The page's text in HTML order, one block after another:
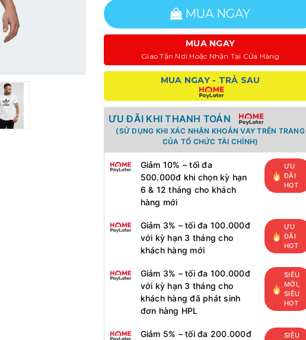
MUA NGAY
MUA NGAY
Giao Tận Nơi Hoặc Nhận Tại Cửa Hàng
MUA NGAY - TRẢ SAU
ƯU ĐÃI KHI THANH TOÁN
(SỬ DỤNG KHI XÁC NHẬN KHOẢN VAY TRÊN TRANG
CỦA TỔ CHỨC TÀI CHÍNH)
Giảm 10% – tối đa
500.000đ khi chọn kỳ hạn
6 & 12 tháng cho khách
hàng mới
ƯU
ĐÃI
HOT
Giảm 3% – tối đa 100.000đ
với kỳ hạn 3 tháng cho
khách hàng mới
ƯU
ĐÃI
HOT
Giảm 3% – tối đa 100.000đ
với kỳ hạn 3 tháng cho
khách hàng đã phát sinh
đơn hàng HPL
SIÊU
MỚI,
SIÊU
HOT
Giảm 5% – tối đa 200.000đ
SIÊU